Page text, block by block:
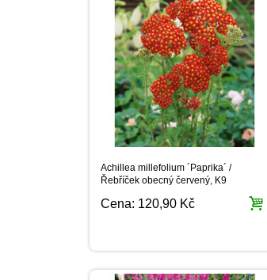
Achillea millefolium ´Paprika´ /
Řebříček obecný červený, K9
Cena: 120,90 Kč